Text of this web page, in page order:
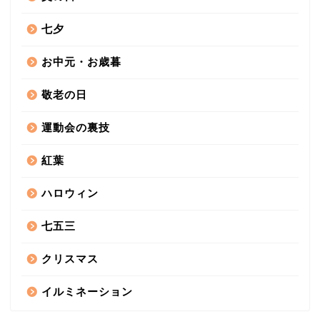
七夕
お中元・お歳暮
敬老の日
運動会の裏技
紅葉
ハロウィン
七五三
クリスマス
イルミネーション